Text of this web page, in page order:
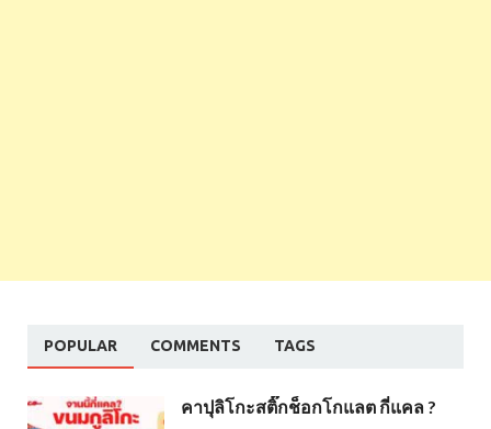
POPULAR COMMENTS TAGS
คาปุลิโกะสติ๊กช็อกโกแลต กี่แคล ?